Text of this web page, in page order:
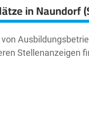
in Naundorf
Stellenanzeigen